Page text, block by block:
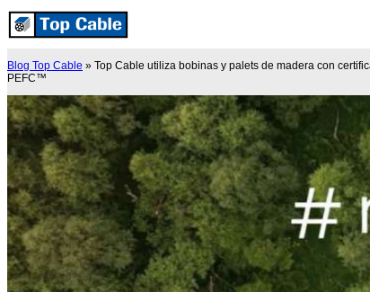
Blog Top Cable » Top Cable utiliza bobinas y palets de madera con
PEFC™